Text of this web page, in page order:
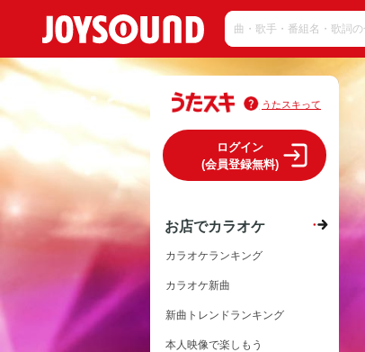
うたスキって
ログイン
(会員登録無料)
お店でカラオケ
カラオケランキング
カラオケ新曲
新曲トレンドランキング
本人映像で楽しもう